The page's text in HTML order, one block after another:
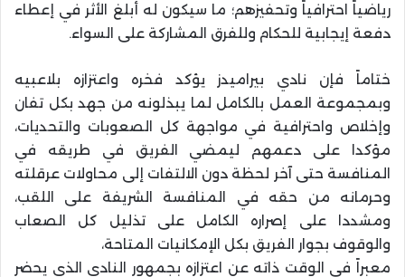
رياضياً احترافياً وتحفيزهم؛ ما سيكون له أبلغ الأثر في إعطاء
دفعة إيجابية للحكام وللفرق المشاركة على السواء.
ختاماً فإن نادي بيراميدز يؤكد فخره واعتزازه بلاعبيه
وبمجموعة العمل بالكامل لما يبذلونه من جهد بكل تفان
وإخلاص واحترافية في مواجهة كل الصعوبات والتحديات،
مؤكدا على دعمهم ليمضي الفريق في طريقه في
المنافسة حتى آخر لحظة دون الالتفات إلى محاولات عرقلته
وحرمانه من حقه في المنافسة الشريفة على اللقب،
ومشددا على إصراره الكامل على تذليل كل الصعاب
والوقوف بجوار الفريق بكل الإمكانيات المتاحة،
معبراً في الوقت ذاته عن اعتزازه بجمهور النادي الذي يحضر